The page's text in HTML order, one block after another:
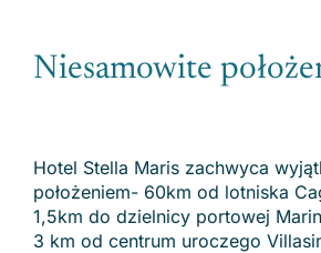
Niesamowite
Hotel Stella Maris zachwyca
położeniem- 60km od lotniska
1,5km do dzielnicy portowej
3 km od centrum uroczego